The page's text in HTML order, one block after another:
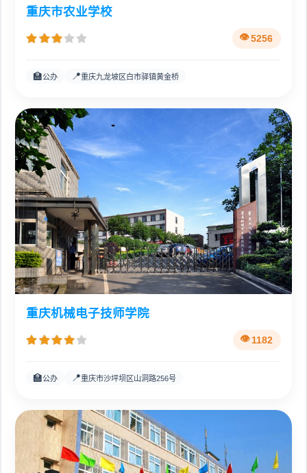
重庆市农业学校
5256
🏫公办 📍重庆九龙坡区白市驿镇黄金桥
重庆机械电子技师学院
1182
🏫公办 📍重庆市沙坪坝区山洞路256号